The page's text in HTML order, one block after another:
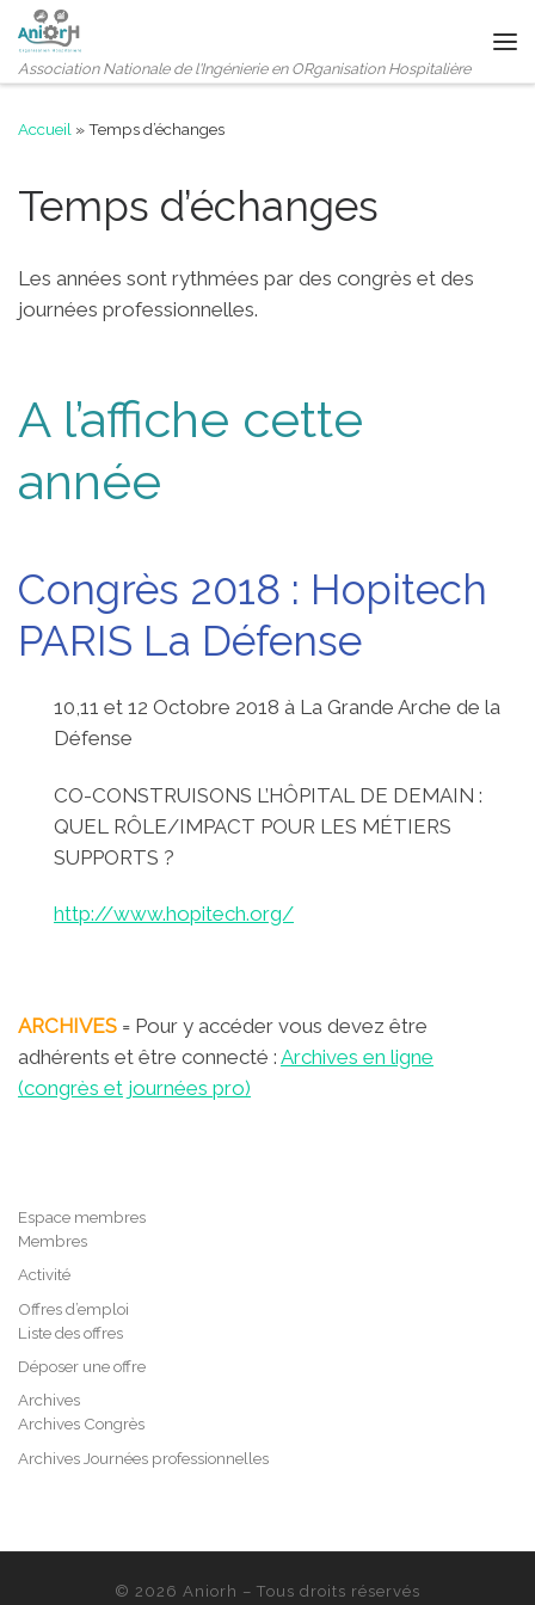
Passer au contenu
Association Nationale de l'Ingénierie en ORganisation Hospitalière
Accueil »Temps d’échanges
Temps d’échanges
Les années sont rythmées par des congrès et des
journées professionnelles.
A l’affiche cette
année
Congrès 2018 : Hopitech
PARIS La Défense
10,11 et 12 Octobre 2018 à La Grande Arche de la
Défense
CO-CONSTRUISONS L’HÔPITAL DE DEMAIN :
QUEL RÔLE/IMPACT POUR LES MÉTIERS
SUPPORTS ?
http://www.hopitech.org/
ARCHIVES = Pour y accéder vous devez être
adhérents et être connecté : Archives en ligne
(congrès et journées pro)
Espace membres
Membres
Activité
Offres d’emploi
Liste des offres
Déposer une offre
Archives
Archives Congrès
Archives Journées professionnelles
© 2026 Aniorh – Tous droits réservés